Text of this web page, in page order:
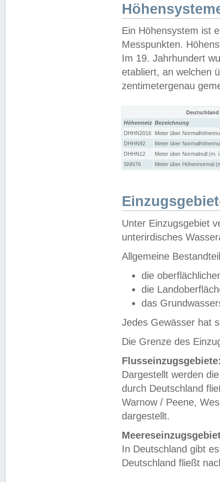
Ein Höhensystem ist
Messpunkten.
Im 19. Jahrhundert
etabliert, an welchen
zentimetergenau
Höhennetz Bezeichnung
DHHN2016
Meter über
DHHN92
Meter über
DHHN12
Meter über Normalnull (m.
SNN76
Meter über Höhennormal
Unter Einzugsgebiet
unterirdisches
Allgemeine
die
die
das
Jedes Gewässer hat
Die Grenze des
Dargestellt werden
durch Deutschland
Warnow / Peene,
dargestellt.
In Deutschland gibt
Deutschland fließt